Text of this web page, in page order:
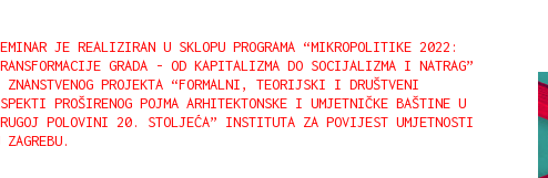
JE REALIZIRAN U SKLOPU PROGRAMA “MIKROPOLITIKE 2022:
GRADA - OD KAPITALIZMA DO SOCIJALIZMA I NATRAG”
PROJEKTA “FORMALNI, TEORIJSKI I DRUŠTVENI
PROŠIRENOG POJMA ARHITEKTONSKE I UMJETNIČKE BAŠTINE U
POLOVINI 20. STOLJEĆA” INSTITUTA ZA POVIJEST UMJETNOSTI
ZAGREBU.